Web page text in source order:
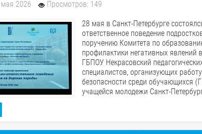
2026 Просмотров: 149
28 мая в Санкт-Петербурге
ответственное поведение
поручению Комитета по
профилактики негативных
ГБПОУ Некрасовский
специалистов, организующих
безопасности среди обучающихся
учащейся молодежи Санкт-